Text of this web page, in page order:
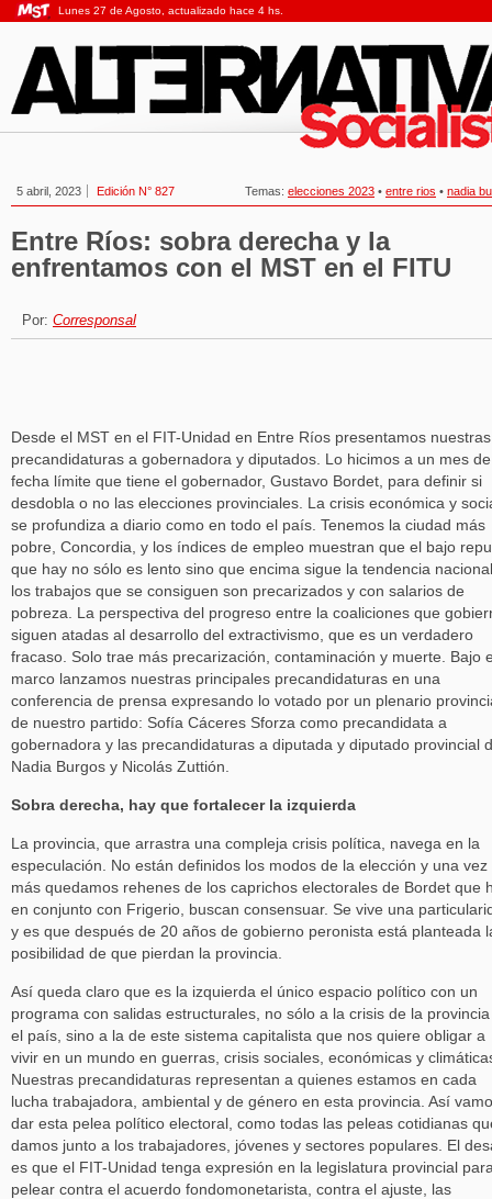
Lunes 27 de Agosto, actualizado hace 4 hs.
5 abril, 2023 Edición N° 827 Temas: elecciones 2023 • entre rios • nadia
Entre Ríos: sobra derecha y la
enfrentamos con el MST en el FITU
Por: Corresponsal
Desde el MST en el FIT-Unidad en Entre Ríos presentamos nuestras
precandidaturas a gobernadora y diputados. Lo hicimos a un mes
fecha límite que tiene el gobernador, Gustavo Bordet, para definir si
desdobla o no las elecciones provinciales. La crisis económica y
se profundiza a diario como en todo el país. Tenemos la ciudad más
pobre, Concordia, y los índices de empleo muestran que el bajo
que hay no sólo es lento sino que encima sigue la tendencia
los trabajos que se consiguen son precarizados y con salarios de
pobreza. La perspectiva del progreso entre la coaliciones que
siguen atadas al desarrollo del extractivismo, que es un verdadero
fracaso. Solo trae más precarización, contaminación y muerte. Bajo
marco lanzamos nuestras principales precandidaturas en una
conferencia de prensa expresando lo votado por un plenario
de nuestro partido: Sofía Cáceres Sforza como precandidata a
gobernadora y las precandidaturas a diputada y diputado provincial
Nadia Burgos y Nicolás Zuttión.
Sobra derecha, hay que fortalecer la izquierda
La provincia, que arrastra una compleja crisis política, navega en la
especulación. No están definidos los modos de la elección y una vez
más quedamos rehenes de los caprichos electorales de Bordet que
en conjunto con Frigerio, buscan consensuar. Se vive una
y es que después de 20 años de gobierno peronista está planteada
posibilidad de que pierdan la provincia.
Así queda claro que es la izquierda el único espacio político con un
programa con salidas estructurales, no sólo a la crisis de la
el país, sino a la de este sistema capitalista que nos quiere obligar a
vivir en un mundo en guerras, crisis sociales, económicas y
Nuestras precandidaturas representan a quienes estamos en cada
lucha trabajadora, ambiental y de género en esta provincia. Así
dar esta pelea político electoral, como todas las peleas cotidianas
damos junto a los trabajadores, jóvenes y sectores populares. El
es que el FIT-Unidad tenga expresión en la legislatura provincial
pelear contra el acuerdo fondomonetarista, contra el ajuste, las